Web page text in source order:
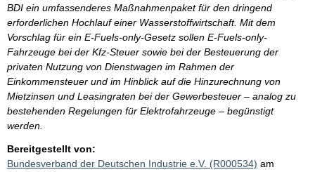
BDI ein umfassenderes Maßnahmenpaket für den dringend
erforderlichen Hochlauf einer Wasserstoffwirtschaft. Mit dem
Vorschlag für ein E-Fuels-only-Gesetz sollen E-Fuels-only-
Fahrzeuge bei der Kfz-Steuer sowie bei der Besteuerung der
privaten Nutzung von Dienstwagen im Rahmen der
Einkommensteuer und im Hinblick auf die Hinzurechnung von
Mietzinsen und Leasingraten bei der Gewerbesteuer – analog zu
bestehenden Regelungen für Elektrofahrzeuge – begünstigt
werden.
Bereitgestellt von:
Bundesverband der Deutschen Industrie e.V. (R000534) am